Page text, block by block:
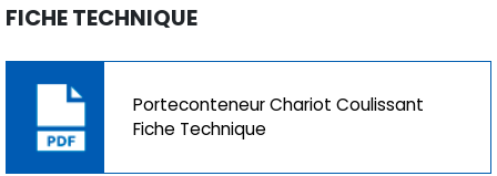
FICHE TECHNIQUE
Porteconteneur Chariot Coulissant
Fiche Technique